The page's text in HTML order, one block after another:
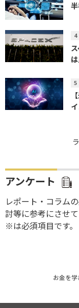
アンケート
レポート・コラム
討等に参考にさせて
※は必須項目です。
お金を